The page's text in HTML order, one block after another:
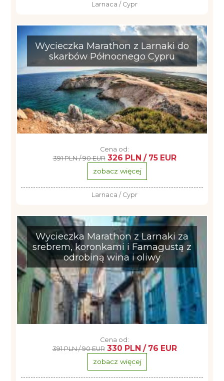
Larnaca / Cypr
Wycieczka Marathon z Larnaki do
skarbów Północnego Cypru
Cena od:
391 PLN / 90 EUR 326 PLN / 75 EUR
zobacz więcej
Larnaca / Cypr
Wycieczka Marathon z Larnaki za
srebrem, koronkami i Famagustą z
odrobiną wina i oliwy
Cena od:
391 PLN / 90 EUR 330 PLN / 76 EUR
zobacz więcej